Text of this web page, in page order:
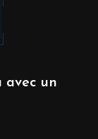
avec un